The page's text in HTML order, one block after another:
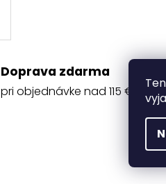
Doprava zdarma
pri objednávke nad 115 €